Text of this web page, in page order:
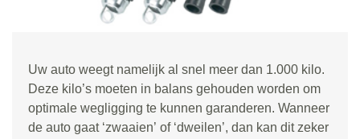
Uw auto weegt namelijk al snel meer dan 1.000 kilo.
Deze kilo’s moeten in balans gehouden worden om
optimale wegligging te kunnen garanderen. Wanneer
de auto gaat ‘zwaaien’ of ‘dweilen’, dan kan dit zeker